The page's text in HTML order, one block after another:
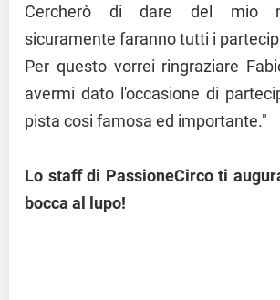
Cercherò di dare del mio
sicuramente faranno tutti i
Per questo vorrei ringraziare
avermi dato l'occasione di
pista cosi famosa ed importante."
Lo staff di PassioneCirco ti
bocca al lupo!